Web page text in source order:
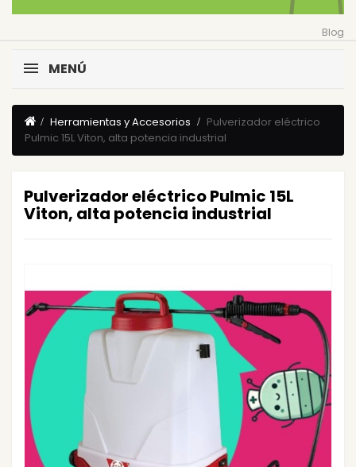
Blog
MENÚ
Herramientas y Accesorios
Pulverizador eléctrico
Pulmic 15L Viton, alta potencia industrial
Pulverizador eléctrico Pulmic 15L
Viton, alta potencia industrial